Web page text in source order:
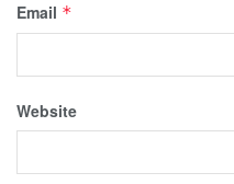
Email *
Website